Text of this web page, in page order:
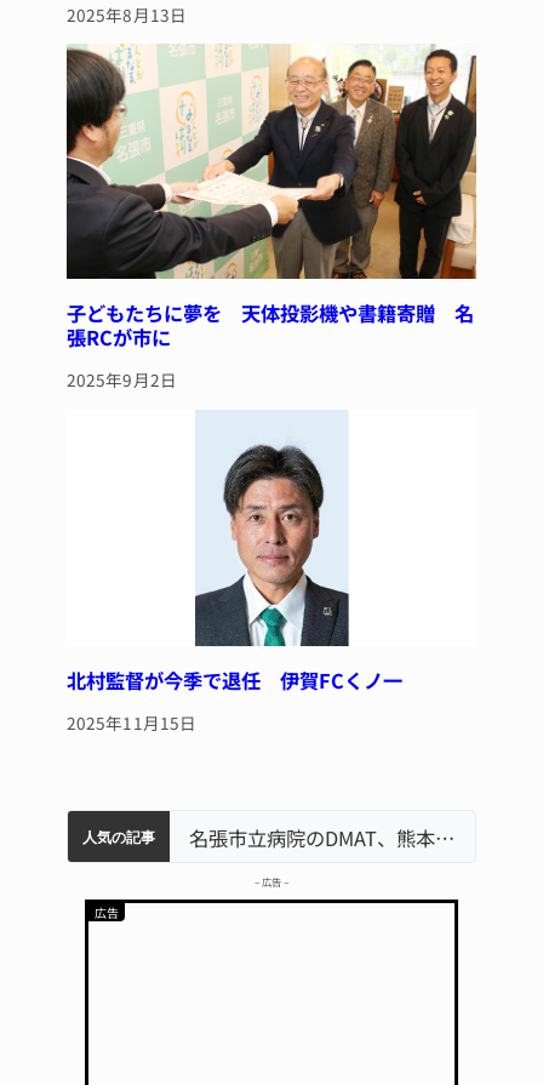
2025年8月13日
子どもたちに夢を 天体投影機や書籍寄贈 名
張RCが市に
2025年9月2日
北村監督が今季で退任 伊賀FCくノ一
2025年11月15日
人気の記事
軽乗用車が田んぼに転落 運転の70歳女性死亡 伊賀市で
中学校の陶壁モニュメント 地元建設会社がボランティアで清掃 伊賀 名張市立病院のDMAT、熊本地震の被災地へ 能登以来3回目の派遣
– 広告 –